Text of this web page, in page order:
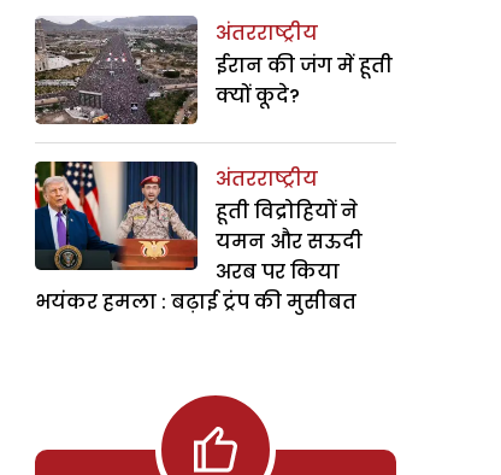
अंतरराष्ट्रीय
ईरान की जंग में हूती
क्यों कूदे?
अंतरराष्ट्रीय
हूती विद्रोहियों ने
यमन और सऊदी
अरब पर किया
भयंकर हमला : बढ़ाई ट्रंप की मुसीबत